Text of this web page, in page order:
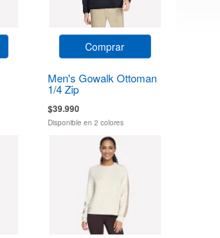
Comprar
Men's Gowalk Ottoman
1/4 Zip
$39.990
Disponible en 2 colores